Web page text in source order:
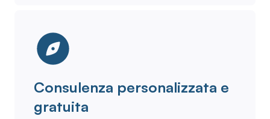
Consulenza personalizzata e
gratuita